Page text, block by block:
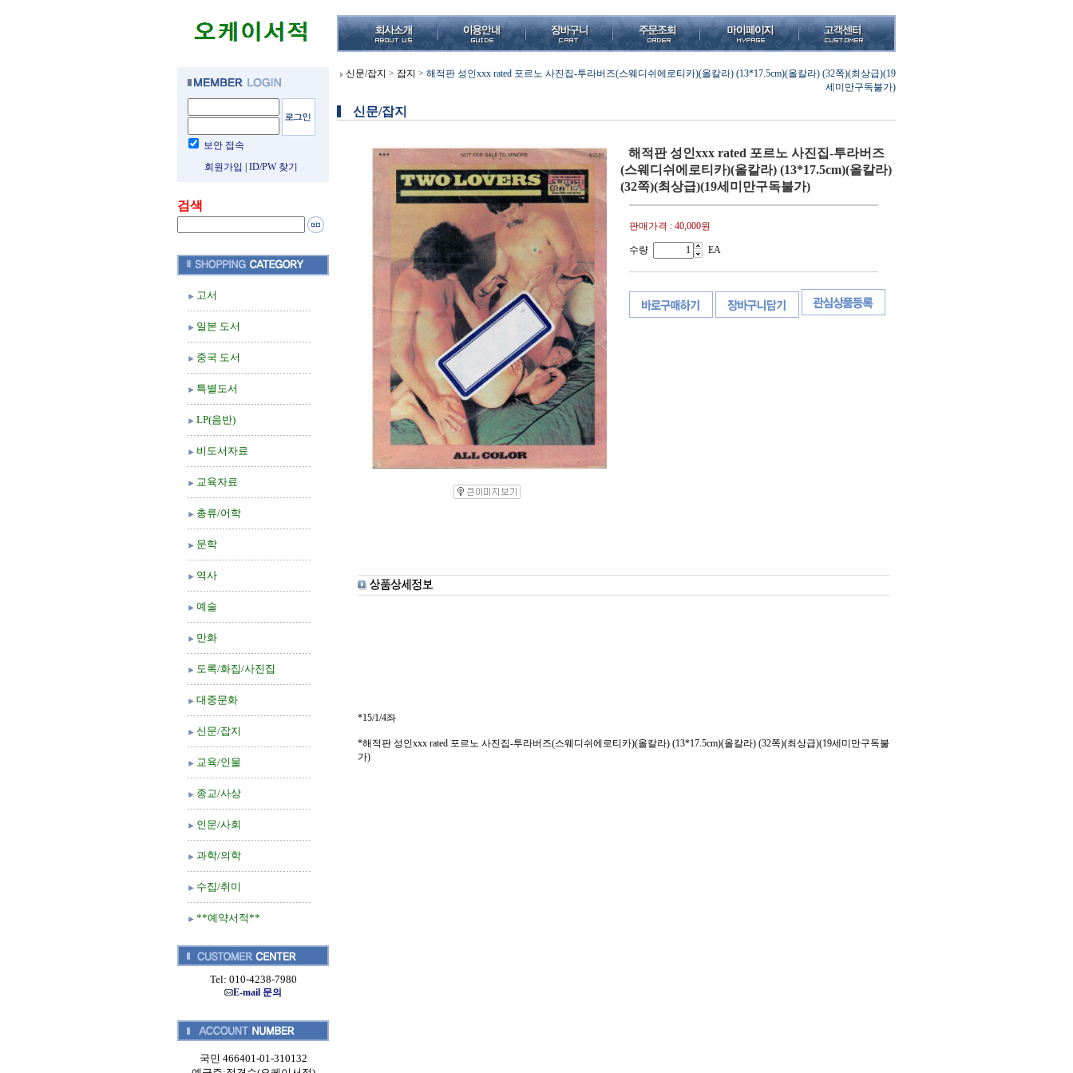
보안 접속
회원가입
ID/PW 찾기
검색
고서
일본 도서
중국 도서
특별도서
LP(음반)
비도서자료
교육자료
총류/어학
문학
역사
예술
만화
도록/화집/사진집
대중문화
신문/잡지
교육/인물
종교/사상
인문/사회
과학/의학
수집/취미
**예약서적**
Tel: 010-4238-7980
E-mail 문의
국민 466401-01-310132
신문/잡지 > 잡지 > 해적판 성인xxx rated 포르노 사진집-투라버즈(스웨디쉬에로티카)(올칼라) (13*17.5cm)(올칼라) (32쪽)(최상급)(19
세미만구독불가)
신문/잡지
해적판 성인xxx rated 포르노 사진집-투라버즈
(스웨디쉬에로티카)(올칼라) (13*17.5cm)(올칼라)
(32쪽)(최상급)(19세미만구독불가)
판매가격 : 40,000원
수량 EA
*15/1/4좌
*해적판 성인xxx rated 포르노 사진집-투라버즈(스웨디쉬에로티카)(올칼라) (13*17.5cm)(올칼라) (32쪽)(최상급)(19세미만구독불
가)